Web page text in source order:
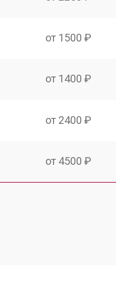
от 1500 ₽
от 1400 ₽
от 2400 ₽
от 4500 ₽